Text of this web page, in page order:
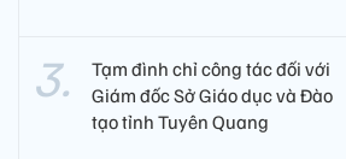
Tạm đình chỉ công tác đối với
Giám đốc Sở Giáo dục và Đào
tạo tỉnh Tuyên Quang